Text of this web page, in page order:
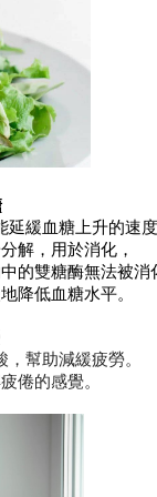
緩血糖上升的速度
解，用於消化，
的雙糖酶無法被消
降低血糖水平。
幫助減緩疲勞。
倦的感覺。